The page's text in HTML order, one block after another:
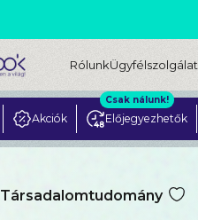
RólunkÜgyfélszolgálat
Akciók Előjegyezhetők
Csak nálunk!
Társadalomtudomány